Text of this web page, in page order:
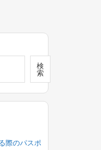
検
索
際のパスポ